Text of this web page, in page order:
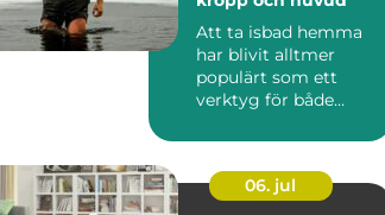
Att ta isbad hemma
har blivit alltmer
populärt som ett
verktyg för både
06. jul